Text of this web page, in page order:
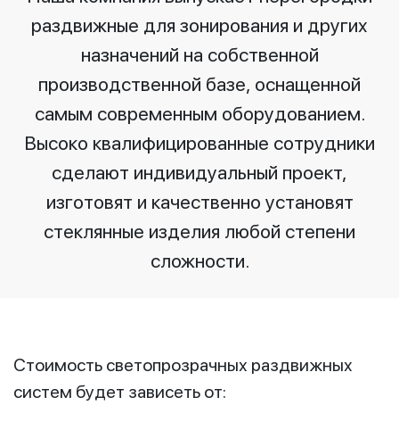
раздвижные для зонирования и других
назначений на собственной
производственной базе, оснащенной
самым современным оборудованием.
Высоко квалифицированные сотрудники
сделают индивидуальный проект,
изготовят и качественно установят
стеклянные изделия любой степени
сложности.
Стоимость светопрозрачных раздвижных
систем будет зависеть от: